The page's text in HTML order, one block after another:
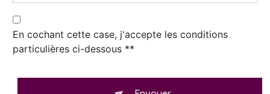
En cochant cette case, j'accepte les conditions
particulières ci-dessous **